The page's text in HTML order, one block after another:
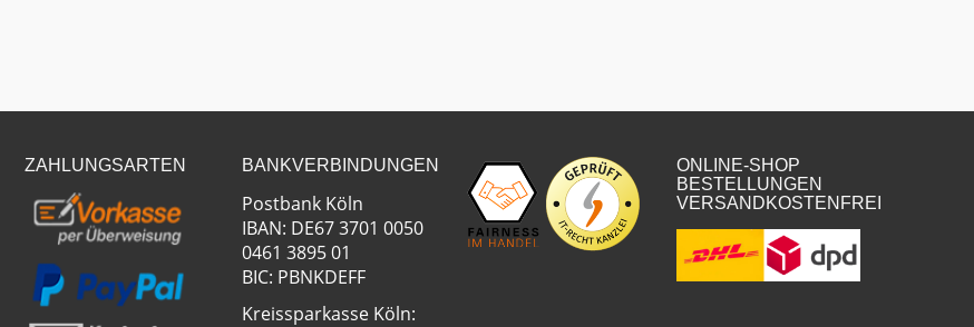
ZAHLUNGSARTEN BANKVERBINDUNGEN
Postbank Köln
IBAN: DE67 3701 0050
0461 3895 01
BIC: PBNKDEFF
Kreissparkasse Köln:
ONLINE-SHOP
BESTELLUNGEN
VERSANDKOSTENFREI